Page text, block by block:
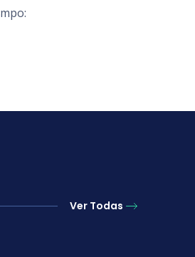
Ver Todas